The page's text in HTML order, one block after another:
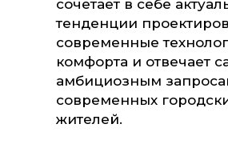
сочетает в себе
тенденции
современные
комфорта и отвечает
амбициозным
современных
жителей.